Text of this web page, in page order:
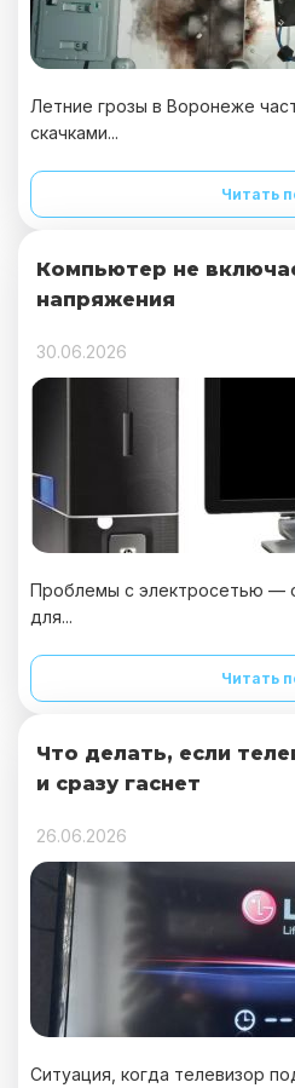
Летние грозы в Воронеже
скачками...
Читать
Компьютер не
напряжения
30.06.2026
Проблемы с электросетью —
для...
Читать
Что делать, если
и сразу гаснет
26.06.2026
Ситуация, когда телевизор